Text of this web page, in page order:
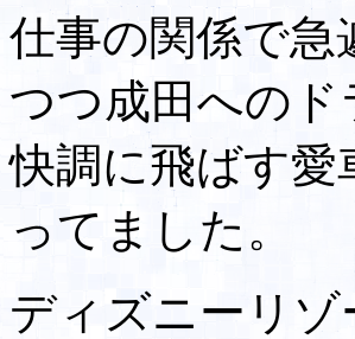
仕事の関係で
つつ成田への
快調に飛ばす愛
ってました。
ディズニーリ